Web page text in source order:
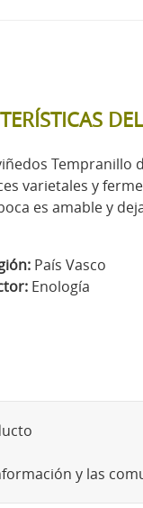
Tempranillo
varietales y
es amable y
País Vasco
Enología
y las